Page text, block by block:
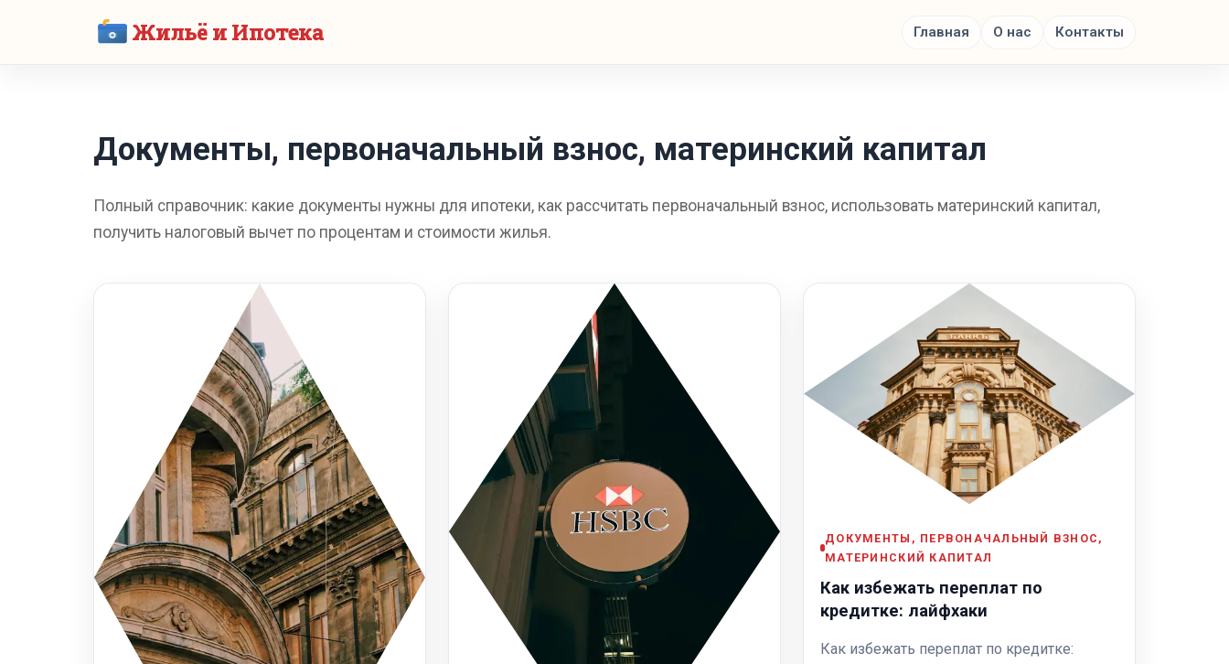
Жильё и Ипотека Главная О нас Контакты
Документы, первоначальный взнос, материнский капитал
Полный справочник: какие документы нужны для ипотеки, как рассчитать первоначальный взнос, использовать материнский капитал,
получить налоговый вычет по процентам и стоимости жилья.
ДОКУМЕНТЫ, ПЕРВОНАЧАЛЬНЫЙ ВЗНОС,
МАТЕРИНСКИЙ КАПИТАЛ
Как избежать переплат по
кредитке: лайфхаки
Как избежать переплат по кредитке: